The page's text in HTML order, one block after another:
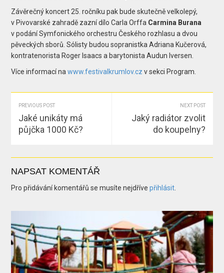
Závěrečný koncert 25. ročníku pak bude skutečně velkolepý,
v Pivovarské zahradě zazní dílo Carla Orffa Carmina Burana
v podání Symfonického orchestru Českého rozhlasu a dvou
pěveckých sborů. Sólisty budou sopranistka Adriana Kučerová,
kontratenorista Roger Isaacs a barytonista Audun Iversen.
Více informací nawww.festivalkrumlov.cz v sekci Program.
PREVIOUS POST
Jaké unikáty má
půjčka 1000 Kč?
NEXT POST
Jaký radiátor zvolit
do koupelny?
NAPSAT KOMENTÁŘ
Pro přidávání komentářů se musíte nejdřívepřihlásit